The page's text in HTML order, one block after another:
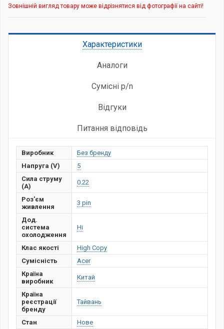
Зовнішній вигляд товару може відрізнятися від фотографії на сайті!
Характеристики
Аналоги
Сумісні p/n
Відгуки
Питання відповідь
Виробник
Без бренду
Напруга (V)
5
Сила струму
(А)
0.22
Роз'єм
живлення
3 pin
Дод.
система
охолодження
Ні
Клас якості
High Copy
Сумісність
Acer
Країна
виробник
Китай
Країна
реєстрації
бренду
Тайвань
Стан Нове